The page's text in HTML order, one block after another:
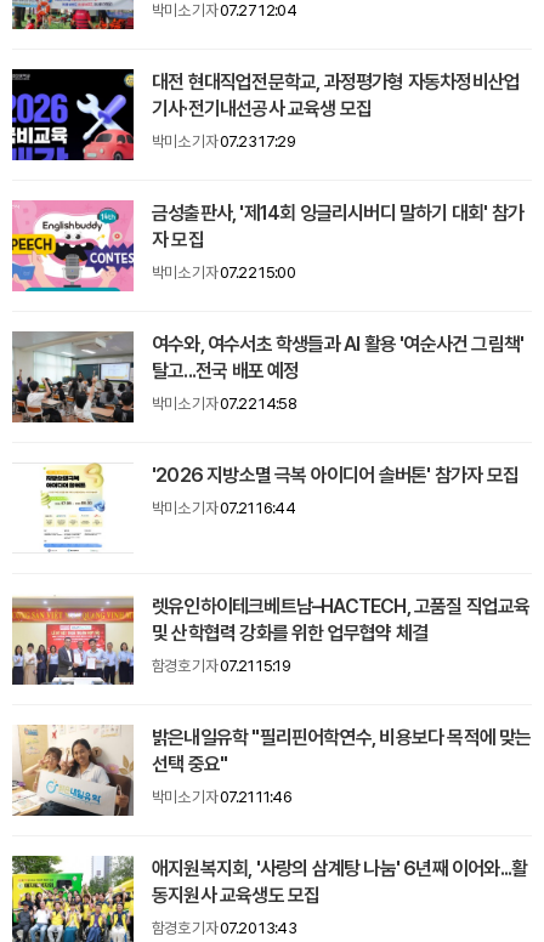
박미소 기자07.27 12:04
대전 현대직업전문학교, 과정평가형 자동차정비산업
기사·전기내선공사 교육생 모집
박미소 기자07.23 17:29
금성출판사, '제14회 잉글리시버디 말하기 대회' 참가
자 모집
박미소 기자07.22 15:00
여수와, 여수서초 학생들과 AI 활용 '여순사건 그림책'
탈고...전국 배포 예정
박미소 기자07.22 14:58
'2026 지방소멸 극복 아이디어 솔버톤' 참가자 모집
박미소 기자07.21 16:44
렛유인하이테크베트남–HACTECH, 고품질 직업교육
및 산학협력 강화를 위한 업무협약 체결
함경호 기자07.21 15:19
밝은내일유학 "필리핀어학연수, 비용보다 목적에 맞는
선택 중요"
박미소 기자07.21 11:46
애지원복지회, '사랑의 삼계탕 나눔' 6년째 이어와...활
동지원사 교육생도 모집
함경호 기자07.20 13:43